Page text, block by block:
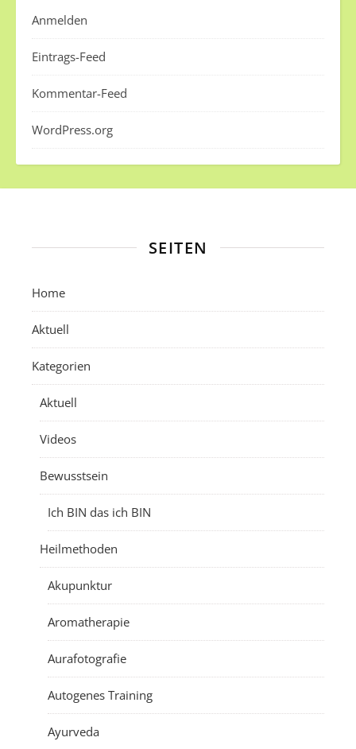
Anmelden
Eintrags-Feed
Kommentar-Feed
WordPress.org
SEITEN
Home
Aktuell
Kategorien
Aktuell
Videos
Bewusstsein
Ich BIN das ich BIN
Heilmethoden
Akupunktur
Aromatherapie
Aurafotografie
Autogenes Training
Ayurveda